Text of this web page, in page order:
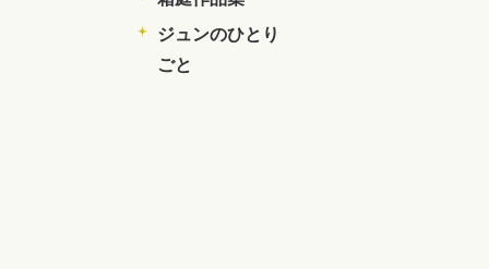
ジュンのひとり
ごと